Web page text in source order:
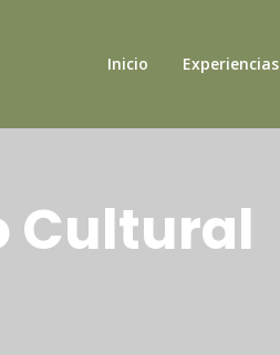
Inicio Experiencias
Cultural